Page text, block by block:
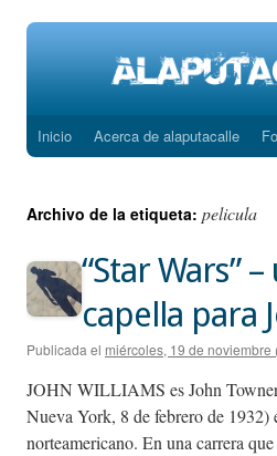
Saltar
contenido
Inicio Acerca de alaputacalle
Archivo de la etiqueta: pelicula
“Star Wars”
capella para
Publicada el miércoles, 19 de noviembre
JOHN WILLIAMS es John
Nueva York, 8 de febrero de
norteamericano. En una carrera